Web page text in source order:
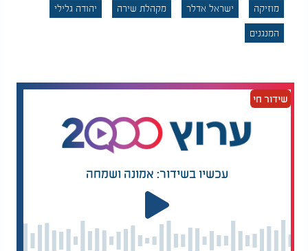
מוזיקה ישראל אדלר מקהלת שירה
יהודה גלילי
המנגנים
שידור חי
עכשיו בשידור: אמונה ושמחה